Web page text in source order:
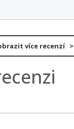
více recenzí >